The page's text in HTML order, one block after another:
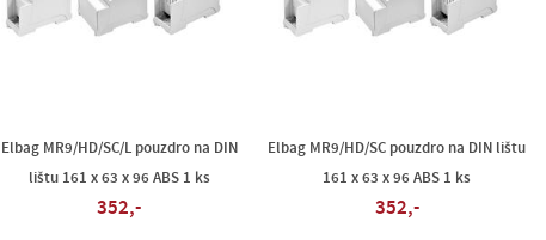
Elbag MR9/HD/SC/L pouzdro na DIN
lištu 161 x 63 x 96 ABS 1 ks
352,-
Elbag MR9/HD/SC pouzdro na DIN lištu
161 x 63 x 96 ABS 1 ks
352,-